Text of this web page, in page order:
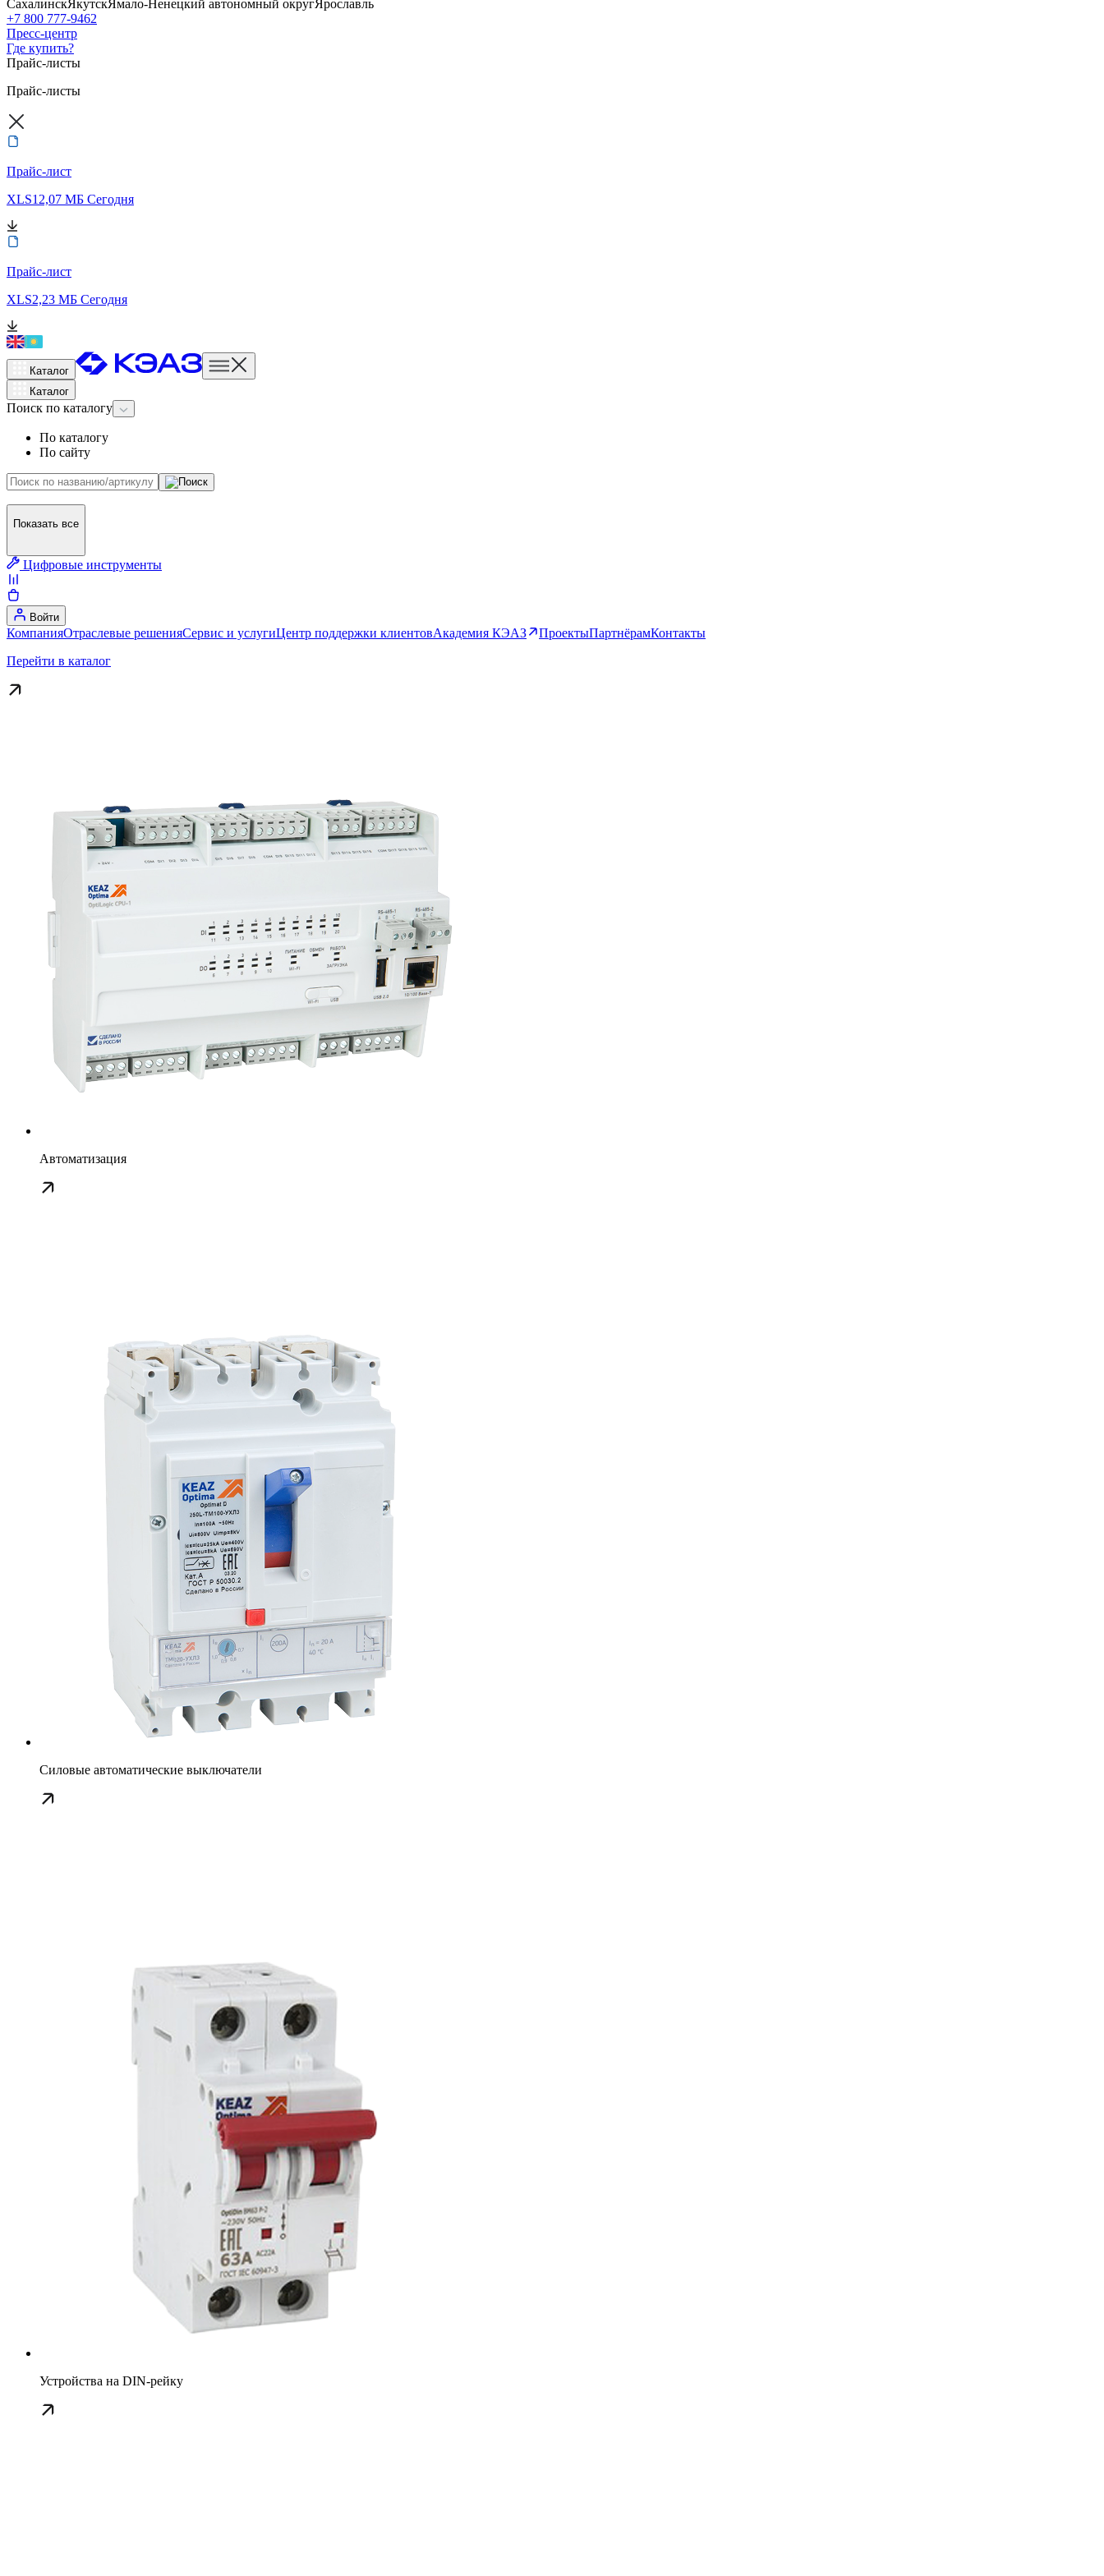
СахалинскЯкутскЯмало-Ненецкий автономный округЯрославль
+7 800 777-9462
Пресс-центр
Где купить?
Прайс-листы
Прайс-листы
Прайс-лист
XLS12,07 МБ Сегодня
Прайс-лист
XLS2,23 МБ Сегодня
Каталог
Каталог
Поиск по каталогу
По каталогу
По сайту
Показать все
Цифровые инструменты
Войти
КомпанияОтраслевые решенияСервис и услугиЦентр поддержки клиентовАкадемия КЭАЗ ПроектыПартнёрамКонтакты
Перейти в каталог
Автоматизация
Силовые автоматические выключатели
Устройства на DIN-рейку